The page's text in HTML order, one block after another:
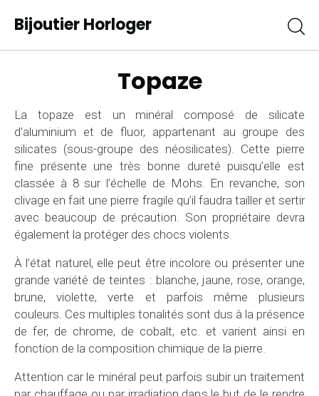
Bijoutier Horloger
Topaze
La topaze est un minéral composé de silicate
d’aluminium et de fluor, appartenant au groupe des
silicates (sous-groupe des néosilicates). Cette pierre
fine présente une très bonne dureté puisqu’elle est
classée à 8 sur l’échelle de Mohs. En revanche, son
clivage en fait une pierre fragile qu’il faudra tailler et sertir
avec beaucoup de précaution. Son propriétaire devra
également la protéger des chocs violents.
À l’état naturel, elle peut être incolore ou présenter une
grande variété de teintes : blanche, jaune, rose, orange,
brune, violette, verte et parfois même plusieurs
couleurs. Ces multiples tonalités sont dus à la présence
de fer, de chrome, de cobalt, etc. et varient ainsi en
fonction de la composition chimique de la pierre.
Attention car le minéral peut parfois subir un traitement